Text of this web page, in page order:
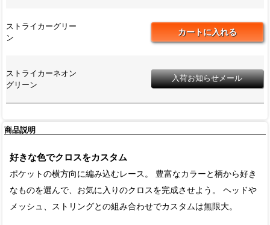
ストライカーグリー
ン
ストライカーネオン
グリーン
商品説明
好きな色でクロスをカスタム
ポケットの横方向に編み込むレース。 豊富なカラーと柄から好き
なものを選んで、お気に入りのクロスを完成させよう。 ヘッドや
メッシュ、ストリングとの組み合わせでカスタムは無限大。